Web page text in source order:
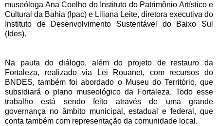
museóloga Ana Coelho do Instituto do Patrimônio Artístico e
Cultural da Bahia (Ipac) e Liliana Leite, diretora executiva do
Instituto de Desenvolvimento Sustentável do Baixo Sul
(Ides).
Na pauta do diálogo, além do projeto de restauro da
Fortaleza, realizado via Lei Rouanet, com recursos do
BNDES, também foi abordado o Museu do Território, que
subsidiará o plano museológico da Fortaleza. Todo esse
trabalho está sendo feito através de uma grande
governança no âmbito municipal, estadual e federal, que
conta também com representação da comunidade local.